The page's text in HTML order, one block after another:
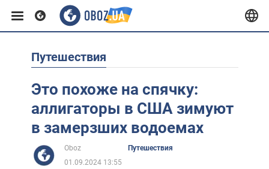
Европа
США
Путешествия
Это похоже на спячку:
аллигаторы в США зимуют
в замерзших водоемах
Oboz
Путешествия
01.09.2024 13:55